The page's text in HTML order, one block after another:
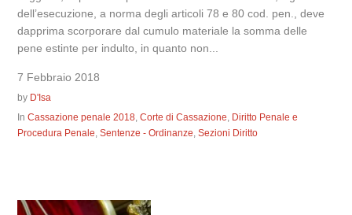
dell’esecuzione, a norma degli articoli 78 e 80 cod. pen., deve
dapprima scorporare dal cumulo materiale la somma delle
pene estinte per indulto, in quanto non...
7 Febbraio 2018
by D'Isa
InCassazione penale 2018 ,Corte di Cassazione Diritto Penale e
Procedura Penale ,Sentenze - Ordinanze ,Sezioni Diritto